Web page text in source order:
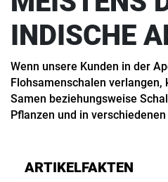
INDISCHE
Wenn unsere Kunden in der
Flohsamenschalen verlangen,
Samen beziehungsweise
Pflanzen und in
ARTIKELFAKTEN